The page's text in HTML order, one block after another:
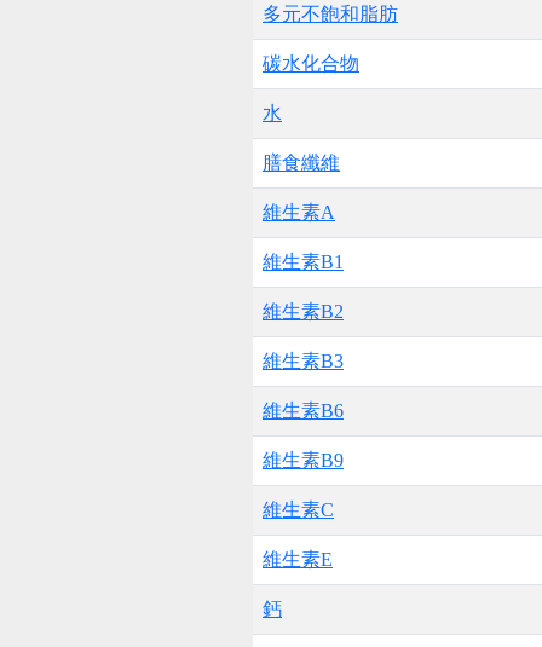
多元不飽和脂肪
碳水化合物
水
膳食纖維
維生素A
維生素B1
維生素B2
維生素B3
維生素B6
維生素B9
維生素C
維生素E
鈣